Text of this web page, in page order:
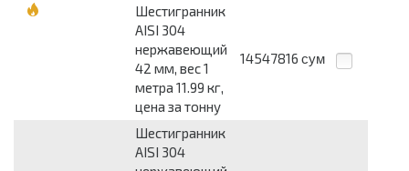
Шестигранник
AISI 304
нержавеющий
42 мм, вес 1
метра 11.99 кг,
цена за тонну
14547816 сум
Шестигранник
AISI 304